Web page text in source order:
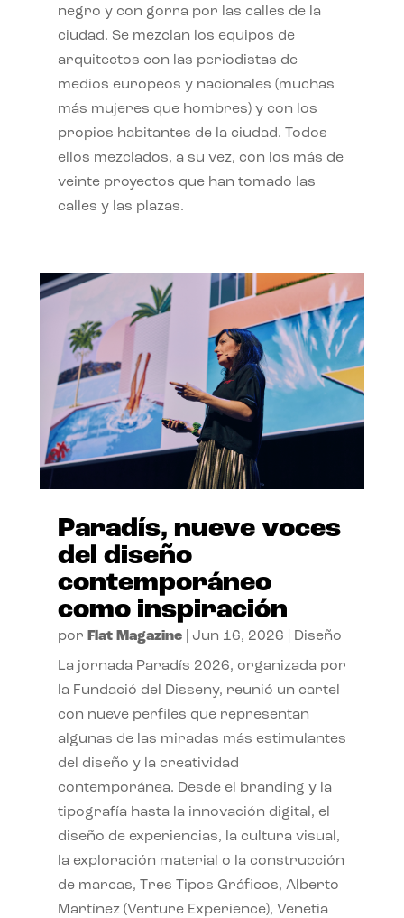
negro y con gorra por las calles de la
ciudad. Se mezclan los equipos de
arquitectos con las periodistas de
medios europeos y nacionales (muchas
más mujeres que hombres) y con los
propios habitantes de la ciudad. Todos
ellos mezclados, a su vez, con los más de
veinte proyectos que han tomado las
calles y las plazas.
Paradís, nueve voces
del diseño
contemporáneo
como inspiración
por Flat Magazine| Jun 16, 2026 Diseño
La jornada Paradís 2026, organizada por
la Fundació del Disseny, reunió un cartel
con nueve perfiles que representan
algunas de las miradas más estimulantes
del diseño y la creatividad
contemporánea. Desde el branding y la
tipografía hasta la innovación digital, el
diseño de experiencias, la cultura visual,
la exploración material o la construcción
de marcas, Tres Tipos Gráficos, Alberto
Martínez (Venture Experience), Venetia